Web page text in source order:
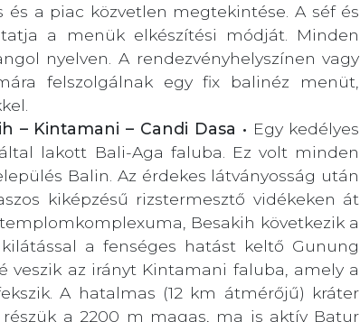
a piac közvetlen megtekintése. A séf és
a menük elkészítési módját. Minden
nyelven. A rendezvényhelyszínen vagy
felszolgálnak egy fix balinéz menüt,
– Kintamani – Candi Dasa • Egy kedélyes
lakott Bali-Aga faluba. Ez volt minden
Balin. Az érdekes látványosság után
kiképzésű rizstermesztő vidékeken át
Besakih következik a
a fenséges hatást keltő Gunung
veszik az irányt Kintamani faluba, amely a
A hatalmas (12 km átmérőjű) kráter
a 2200 m magas, ma is aktív Batur